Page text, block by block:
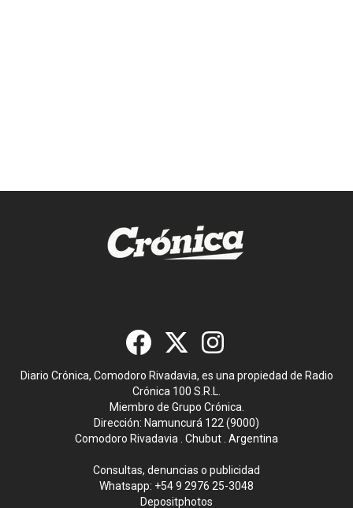
Diario Crónica, Comodoro Rivadavia, es una propiedad de Radio
Crónica 100 S.R.L.
Miembro de Grupo Crónica.
Dirección: Namuncurá 122 (9000)
Comodoro Rivadavia . Chubut . Argentina
Consultas, denuncias o publicidad
Whatsapp: +54 9 2976 25-3048
Depositphotos